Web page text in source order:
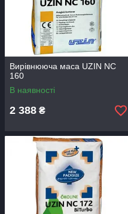
Вирівнююча маса UZIN NC
160
В наявності
2 388 ₴